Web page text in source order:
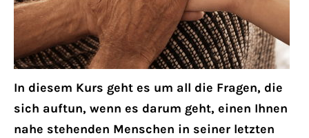
Support
Lorem ipsum dolor sit amet:
24h/ 365days
In diesem Kurs geht es um all die Fragen, die
sich auftun, wenn es darum geht, einen Ihnen
nahe stehenden Menschen in seiner letzten